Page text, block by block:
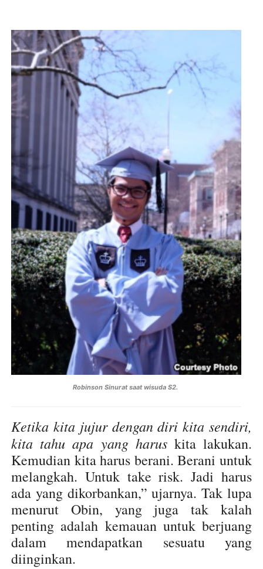
Robinson Sinurat saat wisuda S2.
Ketika kita jujur dengan diri kita sendiri,
kita tahu apa yang harus kita lakukan.
Kemudian kita harus berani. Berani untuk
melangkah. Untuk take risk. Jadi harus
ada yang dikorbankan,” ujarnya. Tak lupa
menurut Obin, yang juga tak kalah
penting adalah kemauan untuk berjuang
dalam mendapatkan sesuatu yang
diinginkan.